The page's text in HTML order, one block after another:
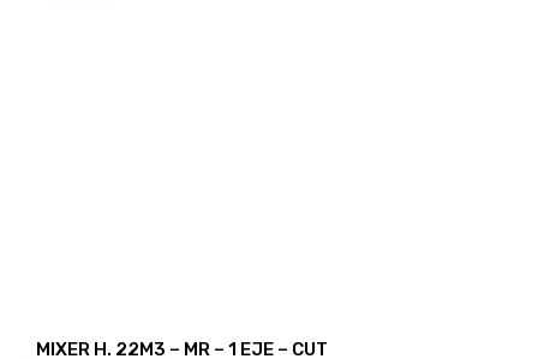
MIXER H. 22M3 – MR – 1 EJE – CUT